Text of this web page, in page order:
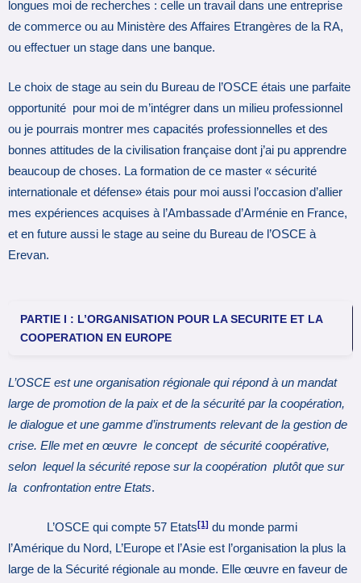
longues moi de recherches : celle un travail dans une entreprise
de commerce ou au Ministère des Affaires Etrangères de la RA,
ou effectuer un stage dans une banque.
Le choix de stage au sein du Bureau de l’OSCE étais une parfaite
opportunité pour moi de m’intégrer dans un milieu professionnel
ou je pourrais montrer mes capacités professionnelles et des
bonnes attitudes de la civilisation française dont j’ai pu apprendre
beaucoup de choses. La formation de ce master « sécurité
internationale et défense» étais pour moi aussi l’occasion d’allier
mes expériences acquises à l’Ambassade d’Arménie en France,
et en future aussi le stage au seine du Bureau de l’OSCE à
Erevan.
PARTIE I : L’ORGANISATION POUR LA SECURITE ET LA
COOPERATION EN EUROPE
L’OSCE est une organisation régionale qui répond à un mandat
large de promotion de la paix et de la sécurité par la coopération,
le dialogue et une gamme d’instruments relevant de la gestion de
crise. Elle met en œuvre le concept de sécurité coopérative,
selon lequel la sécurité repose sur la coopération plutôt que sur
la confrontation entre Etats.
L’OSCE qui compte 57 Etats[1] du monde parmi
l’Amérique du Nord, L’Europe et l’Asie est l’organisation la plus la
large de la Sécurité régionale au monde. Elle œuvre en faveur de